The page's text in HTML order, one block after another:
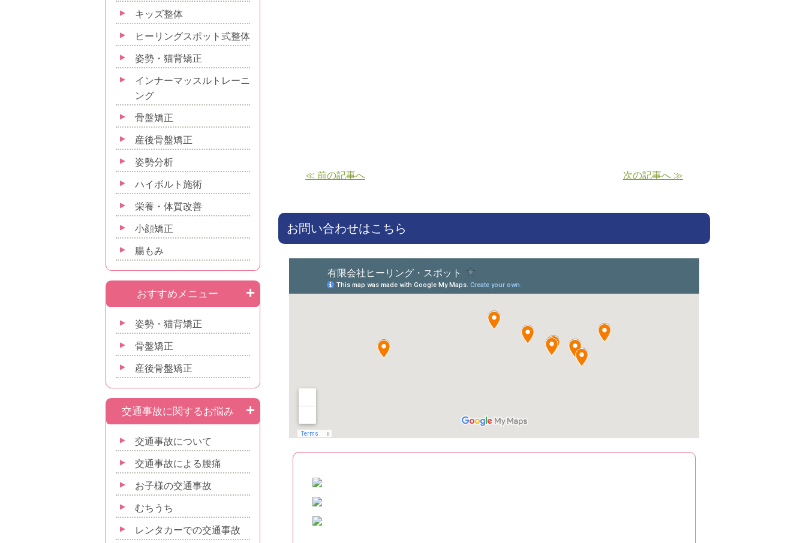
≪ 前の記事へ 次の記事へ ≫
お問い合わせはこちら
キッズ整体
ヒーリングスポット式整体
姿勢・猫背矯正
インナーマッスルトレーニ
ング
骨盤矯正
産後骨盤矯正
姿勢分析
ハイボルト施術
栄養・体質改善
小顔矯正
腸もみ
おすすめメニュー
姿勢・猫背矯正
骨盤矯正
産後骨盤矯正
交通事故に関するお悩み
交通事故について
交通事故による腰痛
お子様の交通事故
むちうち
レンタカーでの交通事故